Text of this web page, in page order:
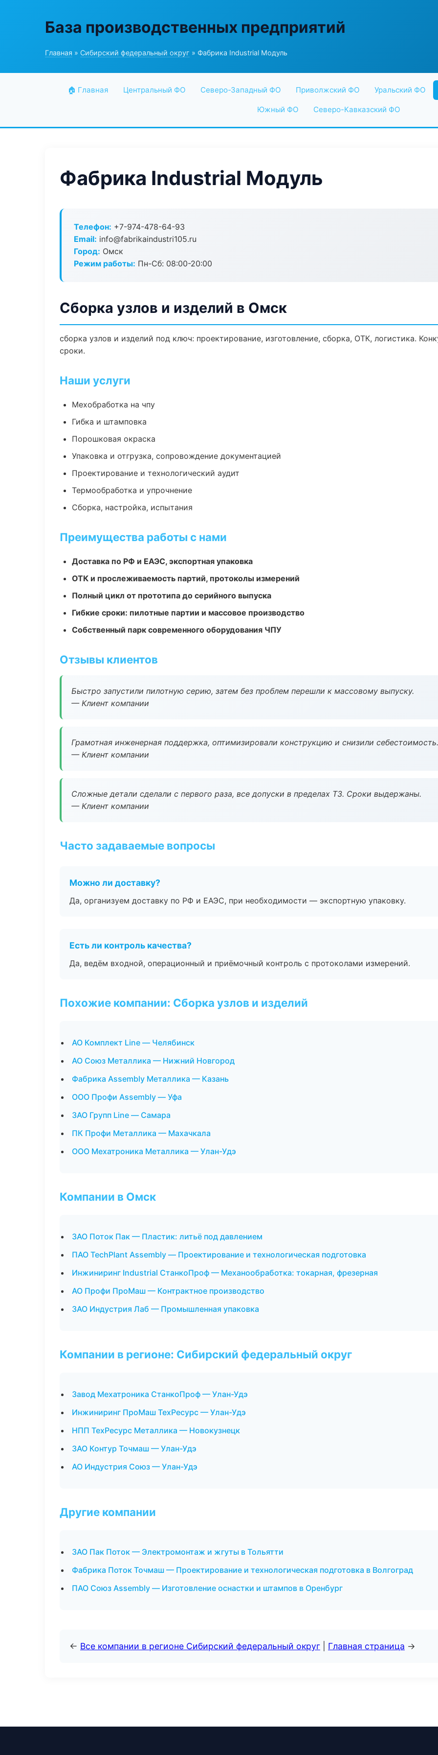
База производственных предприятий
Главная » Сибирский федеральный округ » Фабрика Industrial Модуль
🏠 Главная Центральный ФО Северо-Западный ФО Приволжский ФО Уральский ФО
Южный ФО Северо-Кавказский ФО
Фабрика Industrial Модуль
Телефон: +7-974-478-64-93
Email: info@fabrikaindustri105.ru
Город: Омск
Режим работы: Пн-Сб: 08:00-20:00
Сборка узлов и изделий в Омск
сборка узлов и изделий под ключ: проектирование, изготовление, сборка, ОТК, логистика.
сроки.
Наши услуги
Мехобработка на чпу
Гибка и штамповка
Порошковая окраска
Упаковка и отгрузка, сопровождение документацией
Проектирование и технологический аудит
Термообработка и упрочнение
Сборка, настройка, испытания
Преимущества работы с нами
Доставка по РФ и ЕАЭС, экспортная упаковка
ОТК и прослеживаемость партий, протоколы измерений
Полный цикл от прототипа до серийного выпуска
Гибкие сроки: пилотные партии и массовое производство
Собственный парк современного оборудования ЧПУ
Отзывы клиентов
Быстро запустили пилотную серию, затем без проблем перешли к массовому выпуску.
— Клиент компании
Грамотная инженерная поддержка, оптимизировали конструкцию и снизили себестоимость.
— Клиент компании
Сложные детали сделали с первого раза, все допуски в пределах ТЗ. Сроки выдержаны.
— Клиент компании
Часто задаваемые вопросы
Можно ли доставку?
Да, организуем доставку по РФ и ЕАЭС, при необходимости — экспортную упаковку.
Есть ли контроль качества?
Да, ведём входной, операционный и приёмочный контроль с протоколами измерений.
Похожие компании: Сборка узлов и изделий
АО Комплект Line — Челябинск
АО Союз Металлика — Нижний Новгород
Фабрика Assembly Металлика — Казань
ООО Профи Assembly — Уфа
ЗАО Групп Line — Самара
ПК Профи Металлика — Махачкала
ООО Мехатроника Металлика — Улан-Удэ
Компании в Омск
ЗАО Поток Пак — Пластик: литьё под давлением
ПАО TechPlant Assembly — Проектирование и технологическая подготовка
Инжиниринг Industrial СтанкоПроф — Механообработка: токарная, фрезерная
АО Профи ПроМаш — Контрактное производство
ЗАО Индустрия Лаб — Промышленная упаковка
Компании в регионе: Сибирский федеральный округ
Завод Мехатроника СтанкоПроф — Улан-Удэ
Инжиниринг ПроМаш ТехРесурс — Улан-Удэ
НПП ТехРесурс Металлика — Новокузнецк
ЗАО Контур Точмаш — Улан-Удэ
АО Индустрия Союз — Улан-Удэ
Другие компании
ЗАО Пак Поток — Электромонтаж и жгуты в Тольятти
Фабрика Поток Точмаш — Проектирование и технологическая подготовка в Волгоград
ПАО Союз Assembly — Изготовление оснастки и штампов в Оренбург
← Все компании в регионе Сибирский федеральный округ Главная страница →